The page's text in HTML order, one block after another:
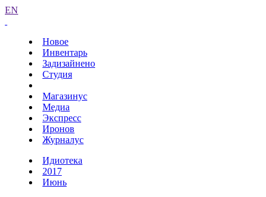
EN
Новое
Инвентарь
Задизайнено
Студия
Магазинус
Медиа
Экспресс
Иронов
Журналус
Идиотека
2017
Июнь